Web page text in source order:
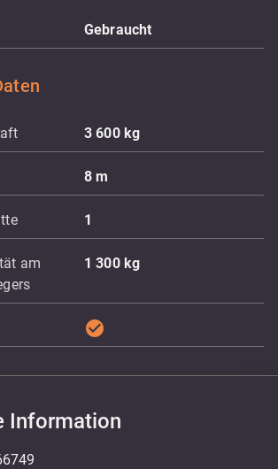
Gebraucht
3 600 kg
8m
1
am
1 300 kg
check_circle
Information